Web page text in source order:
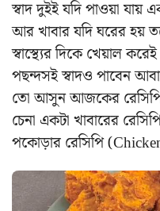
স্বাদ দুইই যদি পাওয়া যায়
আর খাবার যদি ঘরের হয়
স্বাস্থ্যের দিকে খেয়াল
পছন্দসই স্বাদও পাবেন
তো আসুন আজকের
চেনা একটা খাবারের
পকোড়ার রেসিপি